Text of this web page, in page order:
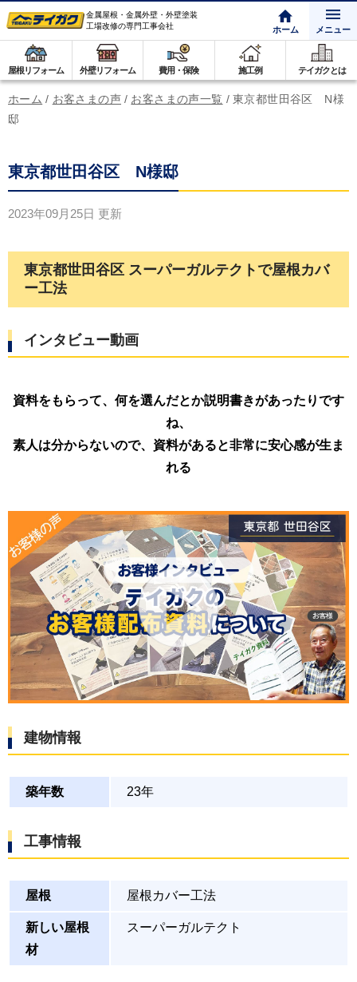
金属屋根・金属外壁・外壁塗装
工場改修の専門工事会社
ホーム メニュー
屋根リフォーム 外壁リフォーム 費用・保険 施工例 テイガクとは
ホーム / お客さまの声 / お客さまの声一覧 / 東京都世田谷区 N様
邸
東京都世田谷区 N様邸
2023年09月25日 更新
東京都世田谷区 スーパーガルテクトで屋根カバ
ー工法
インタビュー動画
資料をもらって、何を選んだとか説明書きがあったりです
ね、
素人は分からないので、資料があると非常に安心感が生ま
れる
建物情報
築年数 23年
工事情報
屋根 屋根カバー工法
新しい屋根
材
スーパーガルテクト